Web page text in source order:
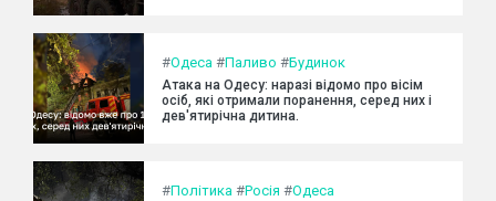
#Одеса #Паливо #Будинок
Атака на Одесу: наразі відомо про вісім
осіб, які отримали поранення, серед них і
дев'ятирічна дитина.
#Політика #Росія #Одеса